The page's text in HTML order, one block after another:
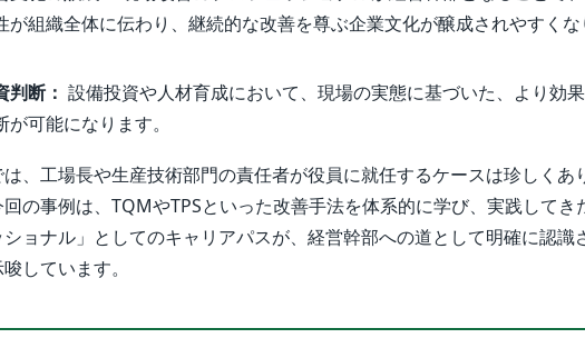
が組織全体に伝わり、継続的な改善を尊ぶ企業文化が醸成されやすくな
判断： 設備投資や人材育成において、現場の実態に基づいた、より効
可能になります。
、工場長や生産技術部門の責任者が役員に就任するケースは珍しくあ
の事例は、TQMやTPSといった改善手法を体系的に学び、実践してき
ョナル」としてのキャリアパスが、経営幹部への道として明確に認識
しています。